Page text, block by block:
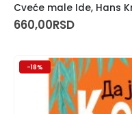
Cveće male Ide, Hans
660,00RSD
-18%